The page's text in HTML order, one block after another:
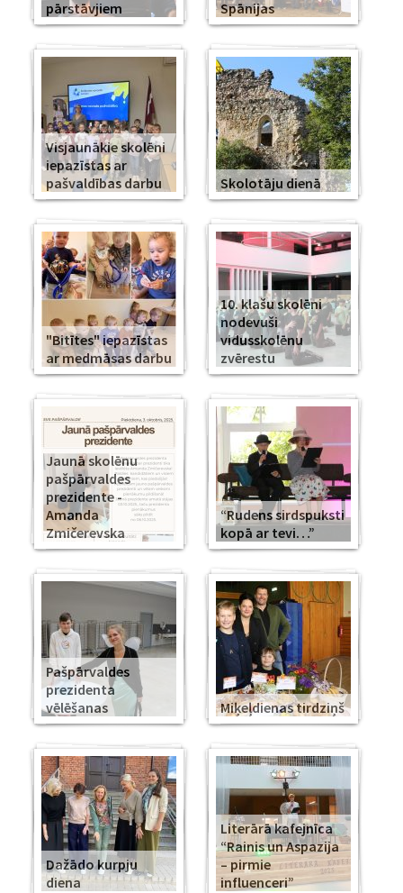
pārstāvjiem
Spānijas
Visjaunākie skolēni
iepazīstas ar
pašvaldības darbu
Skolotāju dienā
"Bitītes" iepazīstas
ar medmāsas darbu
10. klašu skolēni
nodevuši
vidusskolēnu
zvērestu
Jaunā skolēnu
pašpārvaldes
prezidente -
Amanda
Zmičerevska
“Rudens sirdspuksti
kopā ar tevi…”
Pašpārvaldes
prezidenta
vēlēšanas
Miķeļdienas tirdziņš
Dažādo kurpju
diena
Literārā kafejnīca
“Rainis un Aspazija
– pirmie
influenceri”